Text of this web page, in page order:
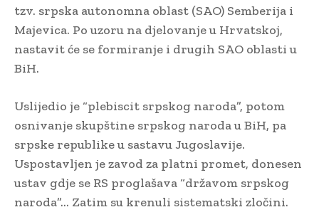
tzv. srpska autonomna oblast (SAO) Semberija i
Majevica. Po uzoru na djelovanje u Hrvatskoj,
nastavit će se formiranje i drugih SAO oblasti u
BiH.
Uslijedio je “plebiscit srpskog naroda”, potom
osnivanje skupštine srpskog naroda u BiH, pa
srpske republike u sastavu Jugoslavije.
Uspostavljen je zavod za platni promet, donesen
ustav gdje se RS proglašava “državom srpskog
naroda”… Zatim su krenuli sistematski zločini.